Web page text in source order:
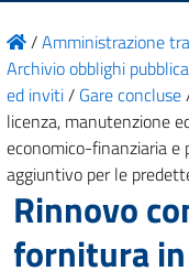
/Amministrazione
Archivio obblighi
ed inviti/ Gare concluse
licenza, manutenzione
economico-finanziaria
aggiuntivo per le
Rinnovo
fornitura